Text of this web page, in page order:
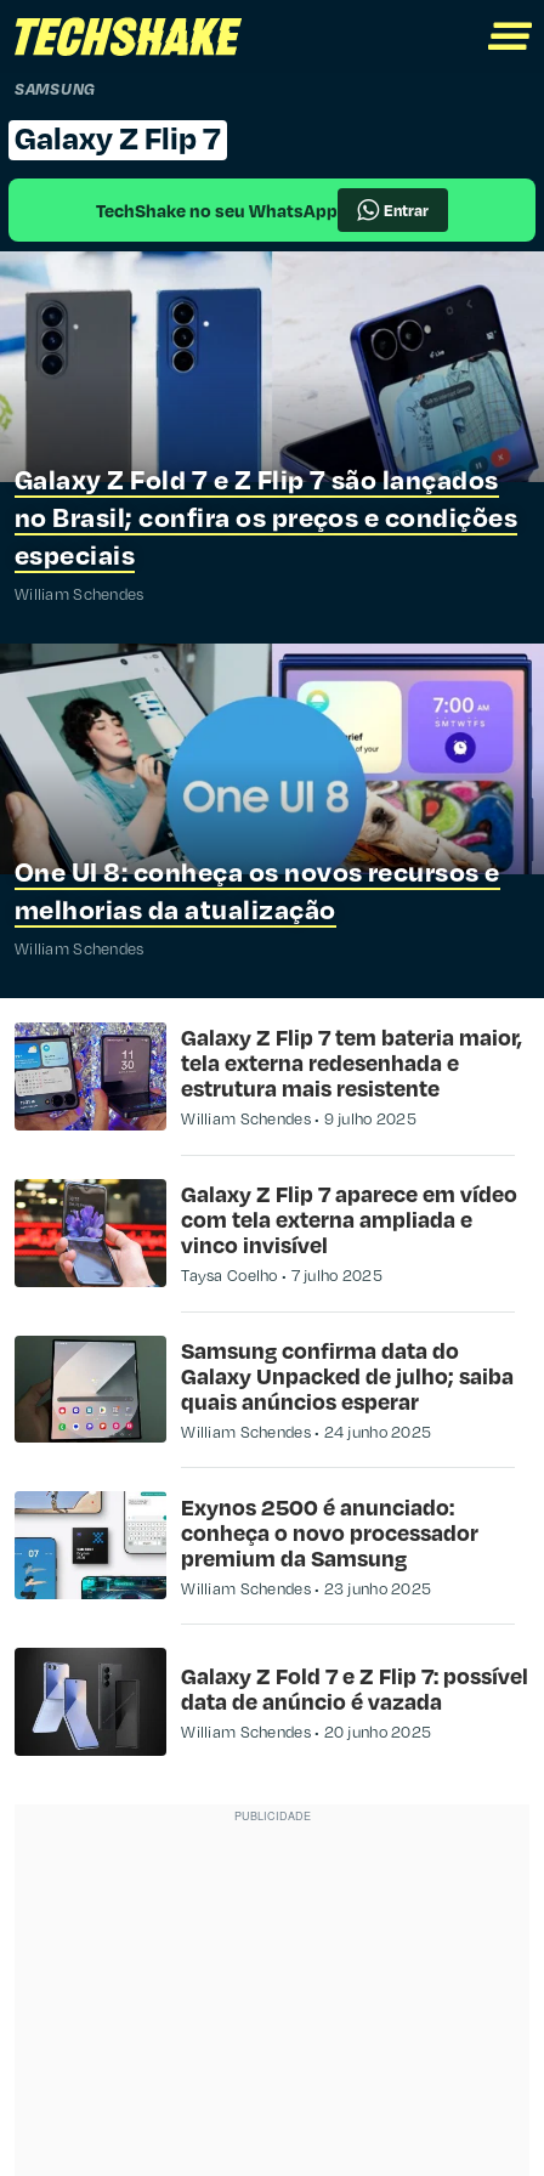
SAMSUNG
Galaxy Z Flip 7
TechShake no seu WhatsApp Entrar
Galaxy Z Fold 7 e Z Flip 7 são lançados
no Brasil; confira os preços e condições
especiais
William Schendes
One UI 8: conheça os novos recursos e
melhorias da atualização
William Schendes
Galaxy Z Flip 7 tem bateria maior,
tela externa redesenhada e
estrutura mais resistente
William Schendes 9 julho 2025
Galaxy Z Flip 7 aparece em vídeo
com tela externa ampliada e
vinco invisível
Taysa Coelho 7 julho 2025
Samsung confirma data do
Galaxy Unpacked de julho; saiba
quais anúncios esperar
William Schendes 24 junho 2025
Exynos 2500 é anunciado:
conheça o novo processador
premium da Samsung
William Schendes 23 junho 2025
Galaxy Z Fold 7 e Z Flip 7: possível
data de anúncio é vazada
William Schendes 20 junho 2025